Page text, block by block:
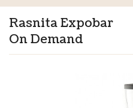
Rasnita Expobar
On Demand